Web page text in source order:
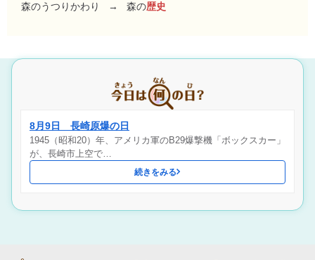
森のうつりかわり
→ 森の歴史
8月9日 長崎原爆の日
1945（昭和20）年、アメリカ軍のB29爆撃機「ボックスカー」
が、長崎市上空で…
続きをみる